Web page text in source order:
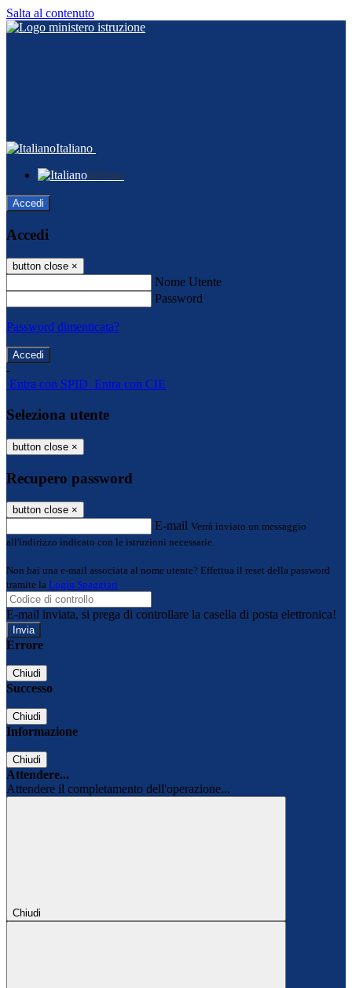
Salta al contenuto
Italiano
Italiano
Accedi
Accedi
button close ×
Nome Utente
Password
Password dimenticata?
-
Entra con SPID Entra con CIE
Seleziona utente
button close ×
Recupero password
button close ×
E-mail Verrà inviato un messaggio
all'indirizzo indicato con le istruzioni necessarie.
Non hai una e-mail associata al nome utente? Effettua il reset della password
tramite la Login Spaggiari
E-mail inviata, si prega di controllare la casella di posta elettronica!
Errore
Chiudi
Successo
Chiudi
Informazione
Chiudi
Attendere...
Attendere il completamento dell'operazione...
Chiudi